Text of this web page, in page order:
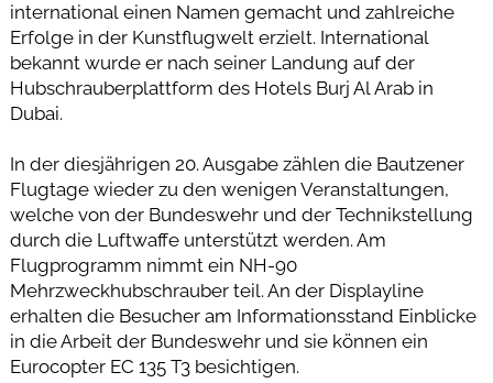
international einen Namen gemacht und zahlreiche
Erfolge in der Kunstflugwelt erzielt. International
bekannt wurde er nach seiner Landung auf der
Hubschrauberplattform des Hotels Burj Al Arab in
Dubai.
In der diesjährigen 20. Ausgabe zählen die Bautzener
Flugtage wieder zu den wenigen Veranstaltungen,
welche von der Bundeswehr und der Technikstellung
durch die Luftwaffe unterstützt werden. Am
Flugprogramm nimmt ein NH-90
Mehrzweckhubschrauber teil. An der Displayline
erhalten die Besucher am Informationsstand Einblicke
in die Arbeit der Bundeswehr und sie können ein
Eurocopter EC 135 T3 besichtigen.